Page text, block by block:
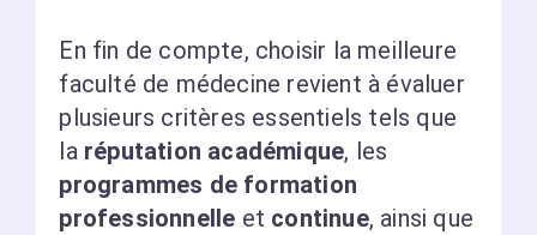
En fin de compte, choisir la meilleure
faculté de médecine revient à évaluer
plusieurs critères essentiels tels que
la réputation académique, les
programmes de formation
professionnelle et continue, ainsi que